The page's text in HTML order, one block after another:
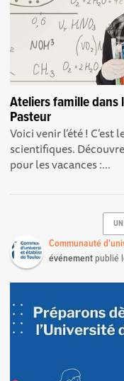
Ateliers famille dans
Pasteur
Voici venir l’été !
scientifiques.
pour les vacances :...
Communauté
événement publié